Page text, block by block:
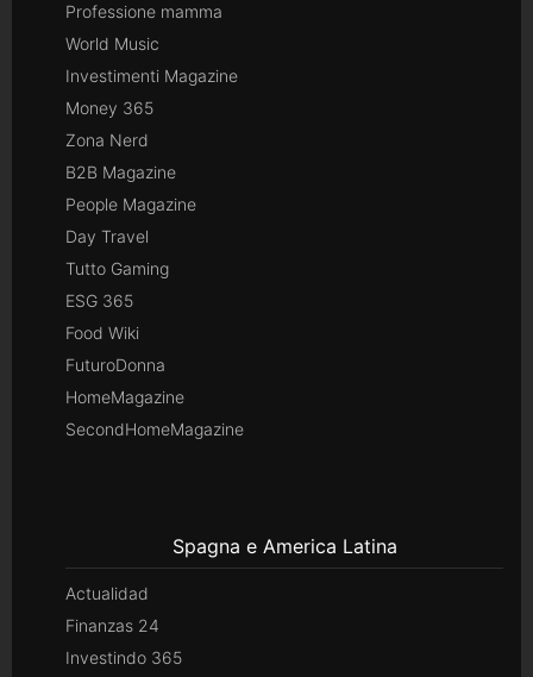
Professione mamma
World Music
Investimenti Magazine
Money 365
Zona Nerd
B2B Magazine
People Magazine
Day Travel
Tutto Gaming
ESG 365
Food Wiki
FuturoDonna
HomeMagazine
SecondHomeMagazine
Spagna e America Latina
Actualidad
Finanzas 24
Investindo 365